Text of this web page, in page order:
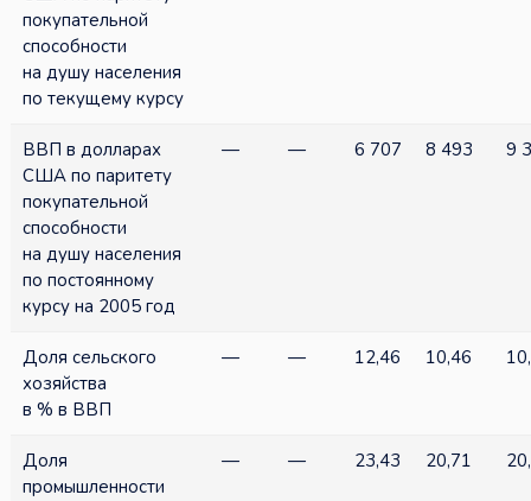
покупательной
способности
на душу населения
по текущему курсу
ВВП в долларах
США по паритету
покупательной
способности
на душу населения
по постоянному
курсу на 2005 год
— — 6 707 8 493 9
Доля сельского
хозяйства
в % в ВВП
— — 12,46 10,46
Доля
промышленности
— — 23,43 20,71